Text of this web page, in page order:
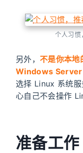
个人习惯
另外， 不是你本
Windows Server
选择 Linux 系统
心自己不会操作
准备工作